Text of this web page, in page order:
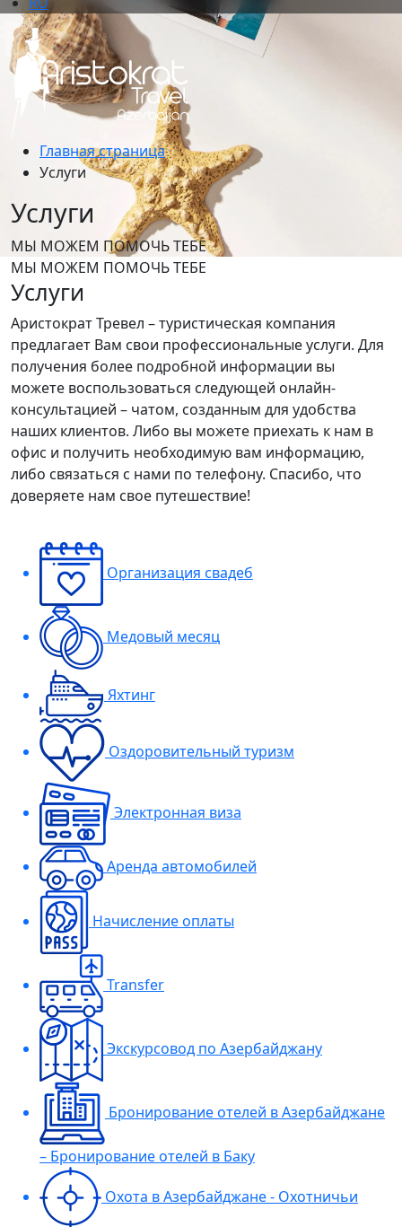
Главная страница
Услуги
Услуги
МЫ МОЖЕМ ПОМОЧЬ ТЕБЕ
МЫ МОЖЕМ ПОМОЧЬ ТЕБЕ
Услуги
Аристократ Тревел – туристическая компания
предлагает Вам свои профессиональные услуги. Для
получения более подробной информации вы
можете воспользоваться следующей онлайн-
консультацией – чатом, созданным для удобства
наших клиентов. Либо вы можете приехать к нам в
офис и получить необходимую вам информацию,
либо связаться с нами по телефону. Спасибо, что
доверяете нам свое путешествие!
Организация свадеб
Медовый месяц
Яхтинг
Оздоровительный туризм
Электронная виза
Аренда автомобилей
Начисление оплаты
Transfer
Экскурсовод по Азербайджану
Бронирование отелей в Азербайджане
– Бронирование отелей в Баку
Охота в Азербайджане - Охотничьи